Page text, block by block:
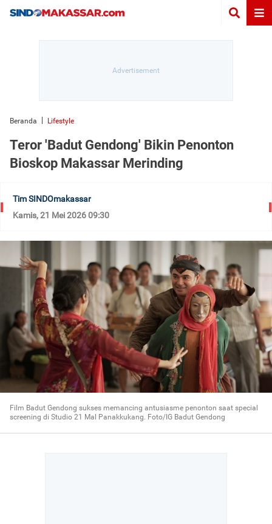
Beranda Lifestyle
Teror 'Badut Gendong' Bikin Penonton
Bioskop Makassar Merinding
Tim SINDOmakassar
Kamis, 21 Mei 2026 09:30
Film Badut Gendong sukses memancing antusiasme penonton saat special
screening di Studio 21 Mal Panakkukang. Foto/IG Badut Gendong